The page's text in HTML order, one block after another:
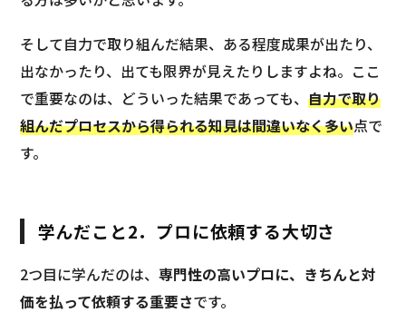
そして自力で取り組んだ結果、ある程度成果が出たり、
出なかったり、出ても限界が見えたりしますよね。ここ
で重要なのは、どういった結果であっても、自力で取り
組んだプロセスから得られる知見は間違いなく多い点で
す。
学んだこと2．プロに依頼する大切さ
2つ目に学んだのは、専門性の高いプロに、きちんと対
価を払って依頼する重要さです。